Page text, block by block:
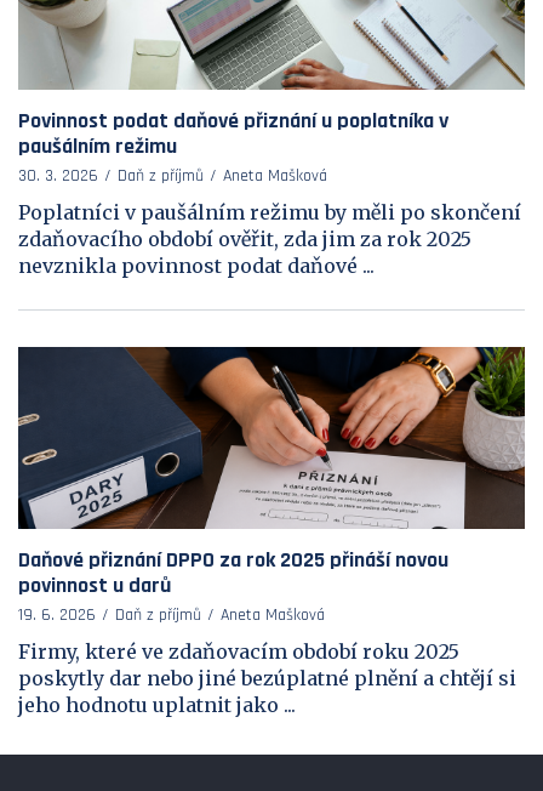
Povinnost podat daňové přiznání u poplatníka v
paušálním režimu
30. 3. 2026 Daň z příjmů Aneta Mašková
Poplatníci v paušálním režimu by měli po skončení
zdaňovacího období ověřit, zda jim za rok 2025
nevznikla povinnost podat daňové ...
Daňové přiznání DPPO za rok 2025 přináší novou
povinnost u darů
19. 6. 2026 Daň z příjmů Aneta Mašková
Firmy, které ve zdaňovacím období roku 2025
poskytly dar nebo jiné bezúplatné plnění a chtějí si
jeho hodnotu uplatnit jako ...